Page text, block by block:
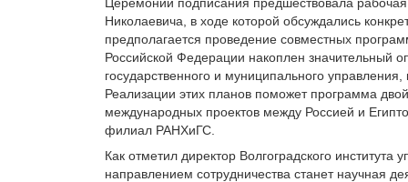
Николаевича, в ходе которой обсуждались
предполагается проведение совместных
Российской Федерации накоплен значительный
государственного и муниципального
Реализации этих планов поможет программа
международных проектов между Россией и
филиал РАНХиГС.
Как отметил директор Волгоградского
направлением сотрудничества станет научная